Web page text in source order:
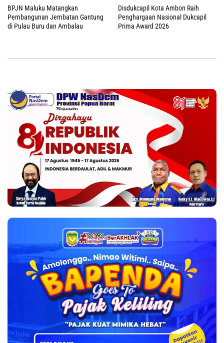
BPJN Maluku Matangkan
Pembangunan Jembatan Gantung
di Pulau Buru dan Ambalau
Disdukcapil Kota Ambon Raih
Penghargaan Nasional Dukcapil
Prima Award 2026